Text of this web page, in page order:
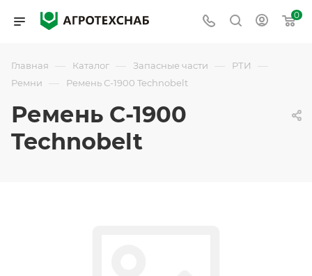
0
Главная — Каталог — Запасные части — РТИ —
Ремни — Ремень С-1900 Technobelt
Ремень С-1900
Technobelt